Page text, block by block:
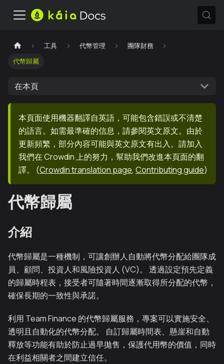
工具 代幣管理
團隊財務
代幣歸屬
在本頁
本頁面使用機器翻譯自英語，可能包含錯誤或不清楚
的語言。如需最準確的信息，請參閱英文原文。由於
更新頻繁，部分內容可能與英文原文有出入。請加入
我們在 Crowdin 上的努力，幫助我們改進本頁面的翻
譯。
(Crowdin translation page, Contributing guide)
代幣歸屬
介紹
代幣歸屬是一種機制，可讓創辦人自動將代幣分配給團隊成
員、顧問、投資人和風險投資人 (VC)。 透過設定預先定義
的歸屬時程表，接受者可隨著時間逐漸取得所分配的代幣，
確保長期的一致性與承諾。
利用 Team Finance 的代幣歸屬服務，專案可以實施安全、
透明且自動化的代幣分配。 自訂歸屬時間表、懸崖和自動
釋放等功能有助於防止過早拋售，保護代用幣的價值，同時
在利益相關者之間建立信任。